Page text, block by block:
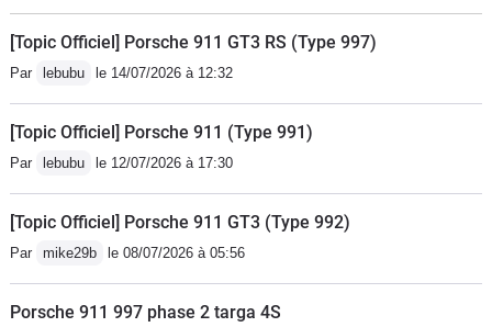
[Topic Officiel] Porsche 911 GT3 RS (Type 997)
Par lebubu le 14/07/2026 à 12:32
[Topic Officiel] Porsche 911 (Type 991)
Par lebubu le 12/07/2026 à 17:30
[Topic Officiel] Porsche 911 GT3 (Type 992)
Par mike29b le 08/07/2026 à 05:56
Porsche 911 997 phase 2 targa 4S